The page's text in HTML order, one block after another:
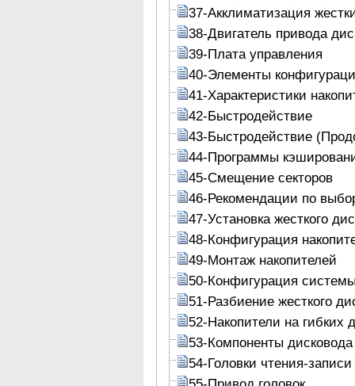
37-Акклиматизация
38-Двигатель привода
39-Плата управления
40-Элементы
41-Характеристики
42-Быстродействие
43-Быстродействие
44-Программы
45-Смещение секторов
46-Рекомендации по
47-Установка жесткого
48-Конфигурация
49-Монтаж накопителей
50-Конфигурация
51-Разбиение жесткого
52-Накопители на гибких
53-Компоненты дисковода
54-Головки чтения-записи